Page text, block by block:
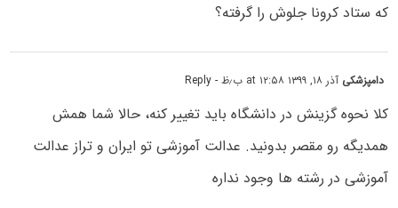
که ستاد کرونا جلوش را گرفته؟
دامپزشکی آذر ۱۸, ۱۳۹۹ at ۱۲:۵۸ ب٫ظ - Reply
کلا نحوہ گزینش در دانشگاہ باید تغییر کنه، حالا شما ھمش
ھمدیگه رو مقصر بدونید. عدالت آموزشی تو ایران و تراز عدالت
آموزشی در رشته ھا وجود ندارہ